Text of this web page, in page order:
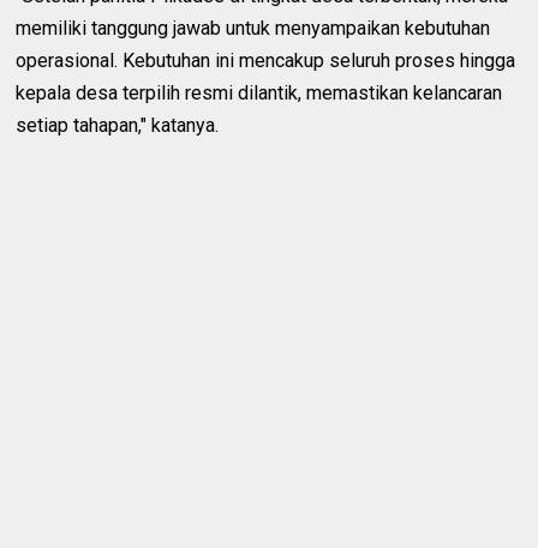
memiliki tanggung jawab untuk menyampaikan kebutuhan
operasional. Kebutuhan ini mencakup seluruh proses hingga
kepala desa terpilih resmi dilantik, memastikan kelancaran
setiap tahapan," katanya.